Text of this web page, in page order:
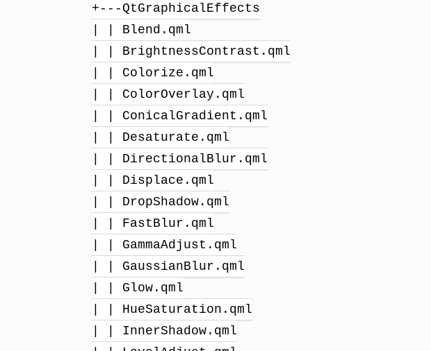
+---QtGraphicalEffects
| | Blend.qml
| | BrightnessContrast.qml
| | Colorize.qml
| | ColorOverlay.qml
| | ConicalGradient.qml
| | Desaturate.qml
| | DirectionalBlur.qml
| | Displace.qml
| | DropShadow.qml
| | FastBlur.qml
| | GammaAdjust.qml
| | GaussianBlur.qml
| | Glow.qml
| | HueSaturation.qml
| | InnerShadow.qml